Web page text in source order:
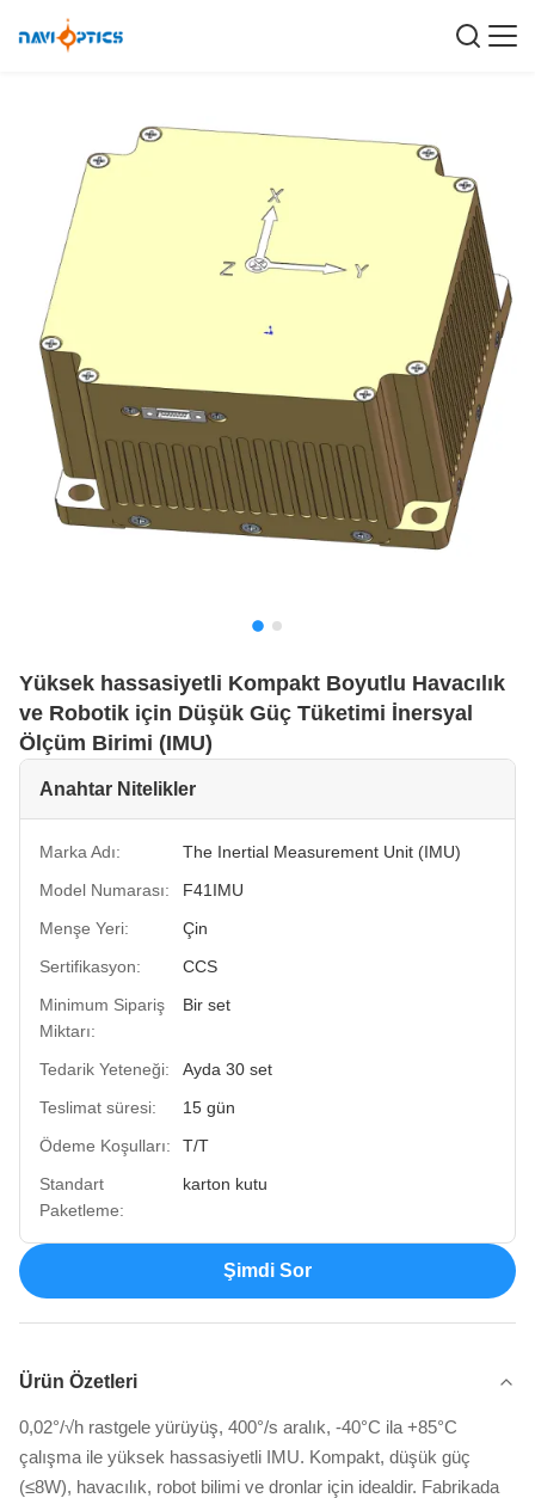
Yüksek hassasiyetli Kompakt Boyutlu Havacılık
ve Robotik için Düşük Güç Tüketimi İnersyal
Ölçüm Birimi (IMU)
Anahtar Nitelikler
Marka Adı:
The Inertial Measurement Unit (IMU)
Model Numarası:
F41IMU
Menşe Yeri:
Çin
Sertifikasyon:
CCS
Minimum Sipariş
Miktarı:
Bir set
Tedarik Yeteneği:
Ayda 30 set
Teslimat süresi:
15 gün
Ödeme Koşulları:
T/T
Standart
Paketleme:
karton kutu
Şimdi Sor
Ürün Özetleri
0,02°/√h rastgele yürüyüş, 400°/s aralık, -40°C ila +85°C
çalışma ile yüksek hassasiyetli IMU. Kompakt, düşük güç
(≤8W), havacılık, robot bilimi ve dronlar için idealdir. Fabrikada